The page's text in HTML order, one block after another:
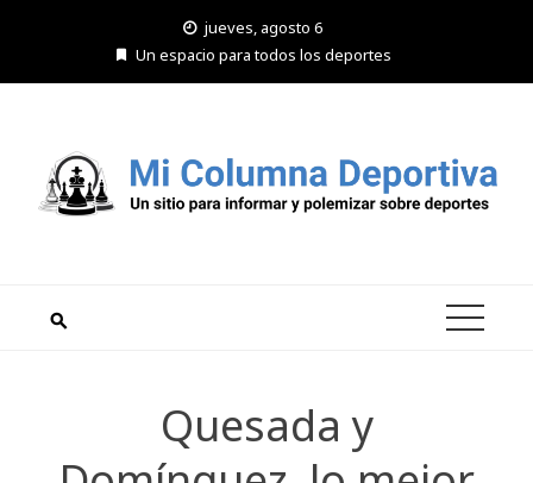
jueves, agosto 6
Un espacio para todos los deportes
Quesada y